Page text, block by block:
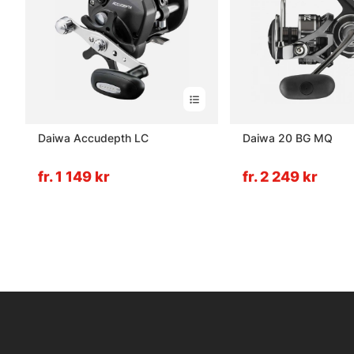
Daiwa Accudepth LC
fr. 1 149 kr
Daiwa 20 BG MQ
fr. 2 249 kr